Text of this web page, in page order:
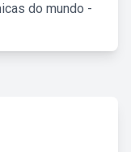
do mundo -